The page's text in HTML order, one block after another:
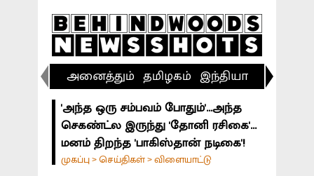
அனைத்தும் தமிழகம் இந்தியா
'அந்த ஒரு சம்பவம் போதும்'...அந்த
செகண்ட்ல இருந்து 'தோனி ரசிகை'...
மனம் திறந்த 'பாகிஸ்தான் நடிகை'!
முகப்பு > செய்திகள் > விளையாட்டு